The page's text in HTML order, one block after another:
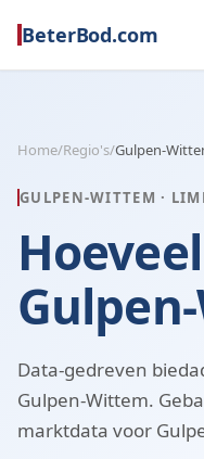
BeterBod.com
Home/Regio's/Gulpen-
GULPEN-WITTEM ·
Data-gedreven
Gulpen-Wittem.
marktdata voor